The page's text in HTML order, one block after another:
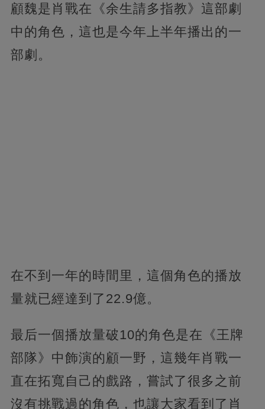
顧魏是肖戰在《余生請多指教》這部劇
中的角色，這也是今年上半年播出的一
部劇。
在不到一年的時間里，這個角色的播放
量就已經達到了22.9億。
最后一個播放量破10的角色是在《王牌
部隊》中飾演的顧一野，這幾年肖戰一
直在拓寬自己的戲路，嘗試了很多之前
沒有挑戰過的角色，也讓大家看到了肖